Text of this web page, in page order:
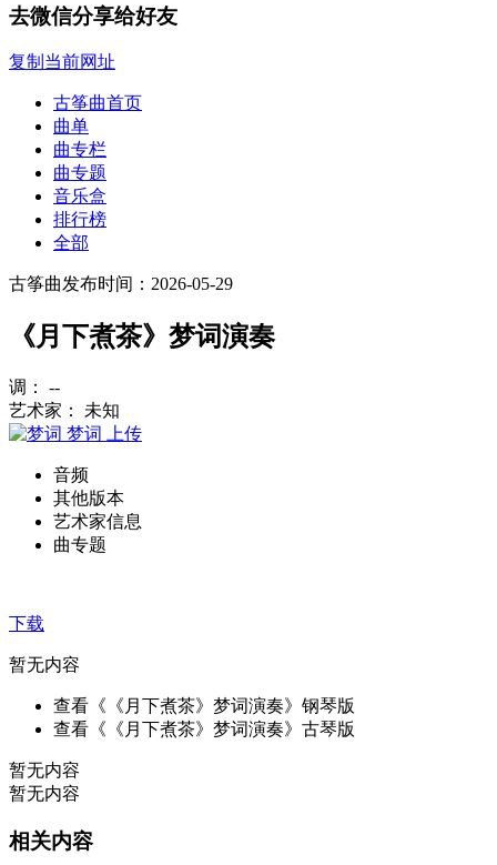
去微信分享给好友
复制当前网址
古筝曲首页
曲单
曲专栏
曲专题
音乐盒
排行榜
全部
古筝曲发布时间：2026-05-29
《月下煮茶》梦词演奏
调： --
艺术家： 未知
梦词
上传
音频
其他版本
艺术家信息
曲专题
下载
暂无内容
查看《《月下煮茶》梦词演奏》钢琴版
查看《《月下煮茶》梦词演奏》古琴版
暂无内容
暂无内容
相关内容